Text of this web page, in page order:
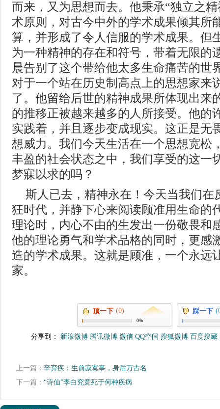
而来，又为思想而去。他秉承“独立之
术原则，对古今中外的学术成果倾其所
算，并形成了令人信服的学术成果。但
为一种精神的存在和符号，带着无限的
晨告别了这个带给他太多生命痛苦的世
对于一个站在历史制高点上的思想家来
了。他留给后世的精神成果所体现出来
的推移正被越来越多的人所接受。他的
实践着，并且逐步变成现实。这正是无
想威力。我们今天生活在一个思想宽松
丰盈的社会状态之中，我们享受的这一
梦寐以求的吗？
斯人已去，精神永在！今天当我们在
狂时代，并静下心来阅读顾准用生命的
理论时，内心不由的生发出一份敬畏和
他的理论勇气和学术品格的同时，更感
造的学术成果。这就是顾准，一个永远
家。
顶一下 (0)
0%
踩一下
分享到： 新浪微博 腾讯微博 微信 QQ空间 搜狐微博 百度搜藏
上一篇： 辛弃疾：生前寂寞事，身后万古名
下一篇： “诗仙”李白究竟死于何种疾病